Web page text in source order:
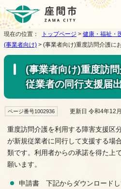
現在の位置： トップページ > 健康・福祉・
(事業者向け) > (事業者向け)重度訪問介護に
(事業者向け)重度訪
従業者の同行支援届
ページ番号1002936 更新日 令和4年12
重度訪問介護を利用する障害支援区
が新規従業者に同行して支援する場
類です。利用者からの承諾を得た上
願います。
申請書 下記からダウンロード